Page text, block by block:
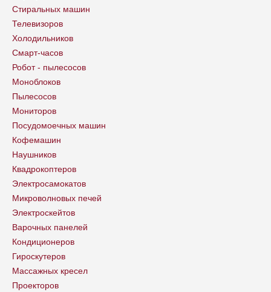
Стиральных машин
Телевизоров
Холодильников
Смарт-часов
Робот - пылесосов
Моноблоков
Пылесосов
Мониторов
Посудомоечных машин
Кофемашин
Наушников
Квадрокоптеров
Электросамокатов
Микроволновых печей
Электроскейтов
Варочных панелей
Кондиционеров
Гироскутеров
Массажных кресел
Проекторов